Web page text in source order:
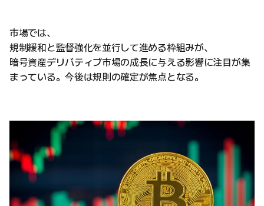
市場では、
規制緩和と監督強化を並行して進める枠組みが、
暗号資産デリバティブ市場の成長に与える影響に注目が集
まっている。今後は規則の確定が焦点となる。